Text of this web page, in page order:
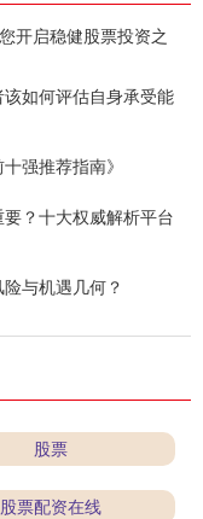
开启稳健股票投资之
如何评估自身承受能
强推荐指南》
要？十大权威解析平台
与机遇几何？
股票
股票配资在线